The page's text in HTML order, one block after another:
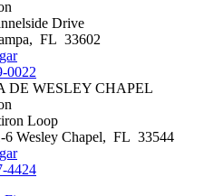
Drive
, FL 33602
0022
DE WESLEY CHAPEL
Loop
6 Wesley Chapel, FL 33544
4424